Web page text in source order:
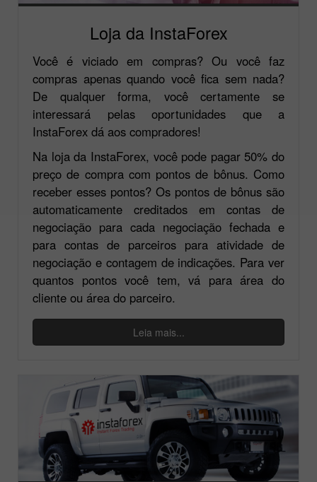
Loja da InstaForex
Você é viciado em compras? Ou você faz
compras apenas quando você fica sem nada?
De qualquer forma, você certamente se
interessará pelas oportunidades que a
InstaForex dá aos compradores!
Na loja da InstaForex, você pode pagar 50% do
preço de compra com pontos de bônus. Como
receber esses pontos? Os pontos de bônus são
automaticamente creditados em contas de
negociação para cada negociação fechada e
para contas de parceiros para atividade de
negociação e contagem de indicações. Para ver
quantos pontos você tem, vá para área do
cliente ou área do parceiro.
Leia mais...